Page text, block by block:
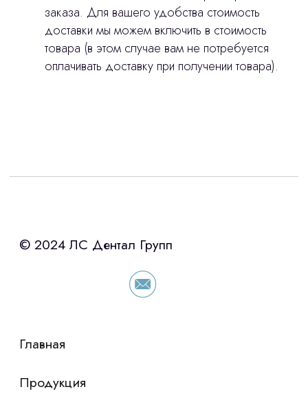
заказа. Для вашего удобства стоимость
доставки мы можем включить в стоимость
товара (в этом случае вам не потребуется
оплачивать доставку при получении товара).
Интересует лизинг?
«Уралпромлизинг» подберем выгодные
условия по лизингу оборудования,
просто оставьте контакты чтобы мы
сориентировали по условиям
Изготовление хирургических шаблонов
Политика конфиденциальности